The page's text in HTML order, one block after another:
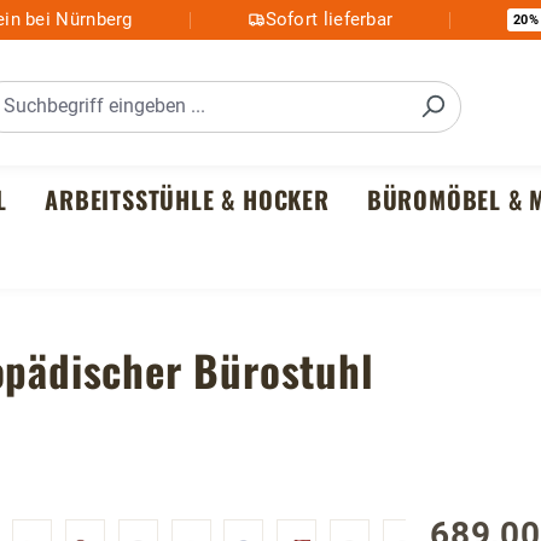
bei Nürnberg Sofort lieferbar 20%
ARBEITSSTÜHLE & HOCKER BÜROMÖBEL &
Bürostuhl
Regulärer